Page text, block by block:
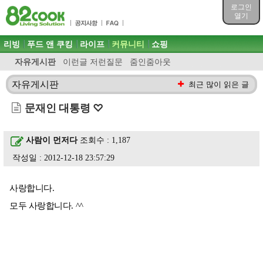
로그인
열기
목차
주메뉴 바로가기
컨텐츠 바로가기
검색 바로가기
로그인 바로가기
주메뉴
리빙 푸드 앤 쿠킹 라이프 커뮤니티
자유게시판 이런글 저런질문 줌인줌아웃
쇼핑
자유게시판 최근 많이 읽은 글
문재인 대통령 ♡
사람이 먼저다조회수 : 1,187
작성일 : 2012-12-18 23:57:29
사랑합니다.
모두 사랑합니다. ^^